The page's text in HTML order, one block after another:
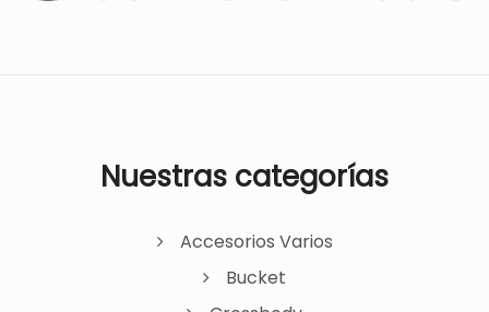
Nuestras categorías
Accesorios Varios
Bucket